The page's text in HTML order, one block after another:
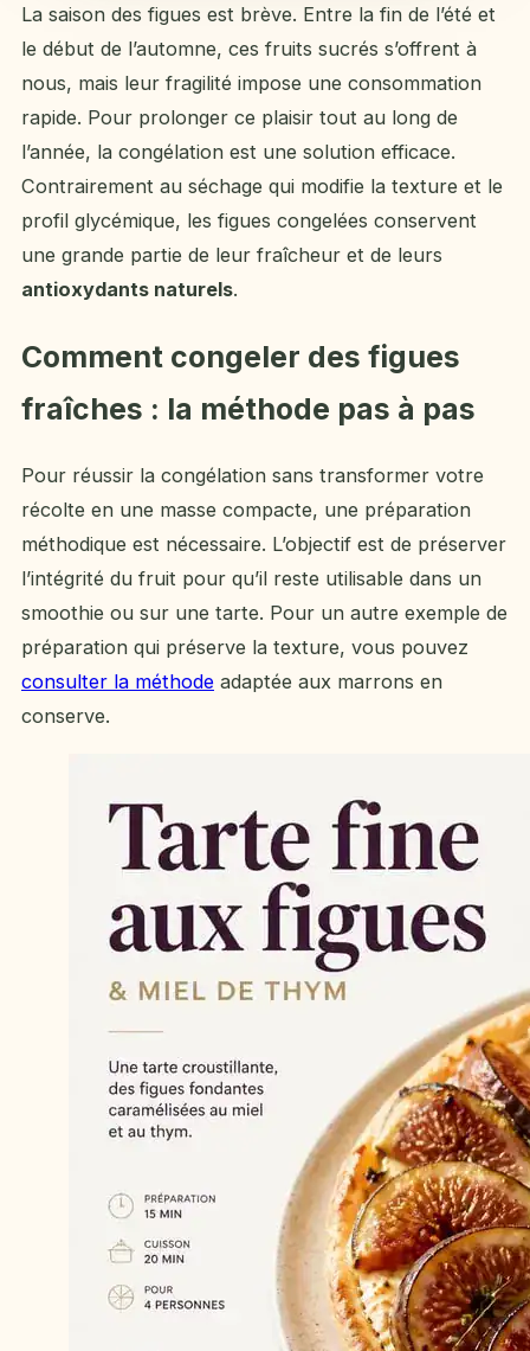
La saison des figues est brève. Entre la fin de l’été et
le début de l’automne, ces fruits sucrés s’offrent à
nous, mais leur fragilité impose une consommation
rapide. Pour prolonger ce plaisir tout au long de
l’année, la congélation est une solution efficace.
Contrairement au séchage qui modifie la texture et le
profil glycémique, les figues congelées conservent
une grande partie de leur fraîcheur et de leurs
antioxydants naturels.
Comment congeler des figues
fraîches : la méthode pas à pas
Pour réussir la congélation sans transformer votre
récolte en une masse compacte, une préparation
méthodique est nécessaire. L’objectif est de préserver
l’intégrité du fruit pour qu’il reste utilisable dans un
smoothie ou sur une tarte. Pour un autre exemple de
préparation qui préserve la texture, vous pouvez
consulter la méthode adaptée aux marrons en
conserve.